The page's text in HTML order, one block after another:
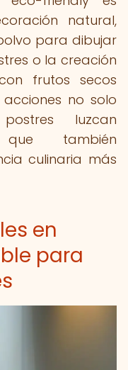
natural,
para dibujar
o la creación
frutos secos
no solo
luzcan
que también
culinaria más
en
para